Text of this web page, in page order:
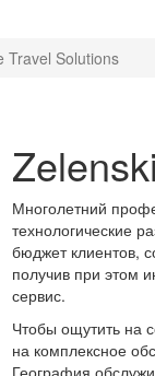
Travel Solutions
Многолетний
технологические
бюджет клиентов,
получив при этом
сервис.
Чтобы ощутить на
на комплексное
География